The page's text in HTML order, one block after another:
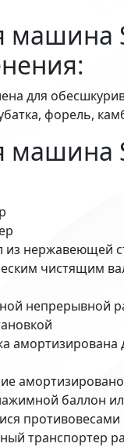
для
форель,
нержавеющей
чистящим
непрерывной
амортизирована
баллон
противовесами
транспортер